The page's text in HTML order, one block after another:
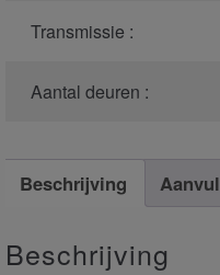
Transmissie :
Aantal deuren :
Beschrijving
Beschrijving